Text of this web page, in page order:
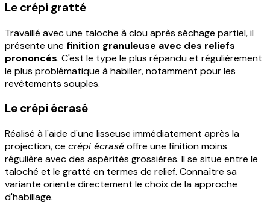
Le crépi gratté
Travaillé avec une taloche à clou après séchage partiel, il
présente une finition granuleuse avec des reliefs
prononcés. C'est le type le plus répandu et régulièrement
le plus problématique à habiller, notamment pour les
revêtements souples.
Le crépi écrasé
Réalisé à l'aide d'une lisseuse immédiatement après la
projection, ce crépi écraséoffre une finition moins
régulière avec des aspérités grossières. Il se situe entre le
taloché et le gratté en termes de relief. Connaître sa
variante oriente directement le choix de la approche
d'habillage.